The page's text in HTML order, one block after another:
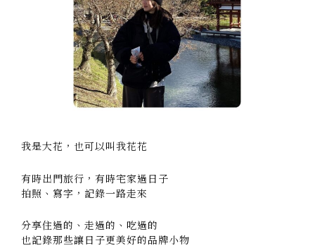
我是大花，也可以叫我花花
有時出門旅行，有時宅家過日子
拍照、寫字，記錄一路走來
分享住過的、走過的、吃過的
也記錄那些讓日子更美好的品牌小物